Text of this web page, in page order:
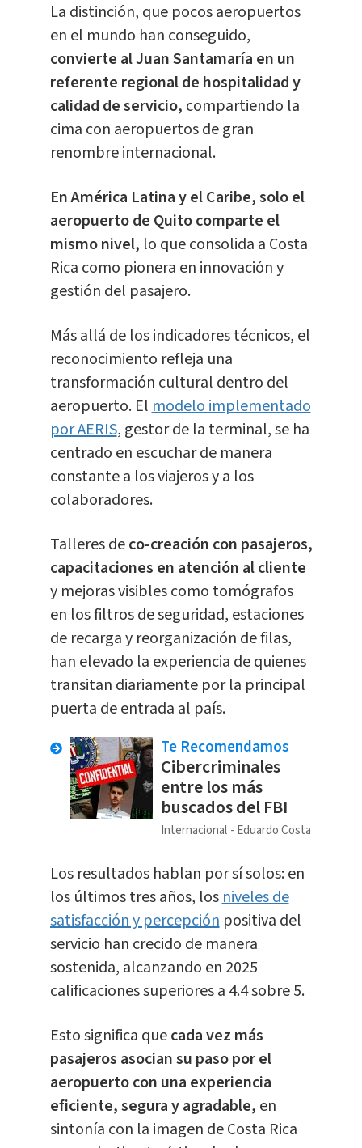
La distinción, que pocos aeropuertos
en el mundo han conseguido,
convierte al Juan Santamaría en un
referente regional de hospitalidad y
calidad de servicio, compartiendo la
cima con aeropuertos de gran
renombre internacional.
En América Latina y el Caribe, solo el
aeropuerto de Quito comparte el
mismo nivel, lo que consolida a Costa
Rica como pionera en innovación y
gestión del pasajero.
Más allá de los indicadores técnicos, el
reconocimiento refleja una
transformación cultural dentro del
aeropuerto. Elmodelo implementado
por AERIS, gestor de la terminal, se ha
centrado en escuchar de manera
constante a los viajeros y a los
colaboradores.
Talleres deco-creación con pasajeros,
capacitaciones en atención al cliente
y mejoras visibles como tomógrafos
en los filtros de seguridad, estaciones
de recarga y reorganización de filas,
han elevado la experiencia de quienes
transitan diariamente por la principal
puerta de entrada al país.
Te Recomendamos
Cibercriminales
entre los más
buscados del FBI
Internacional Eduardo Costa
Los resultados hablan por sí solos: en
los últimos tres años, losniveles de
satisfacción y percepciónpositiva del
servicio han crecido de manera
sostenida, alcanzando en 2025
calificaciones superiores a 4.4 sobre 5.
Esto significa quecada vez más
pasajeros asocian su paso por el
aeropuerto con una experiencia
eficiente, segura y agradable, en
sintonía con la imagen de Costa Rica